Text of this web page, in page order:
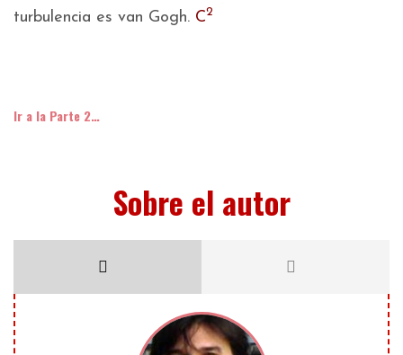
turbulencia es van Gogh. C2
Ir a la Parte 2…
Sobre el autor